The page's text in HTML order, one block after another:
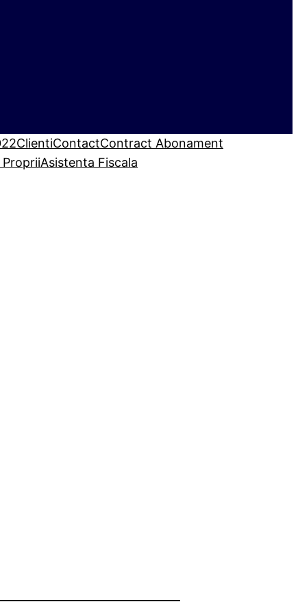
ClientiContactContract Abonament
Asistenta Fiscala